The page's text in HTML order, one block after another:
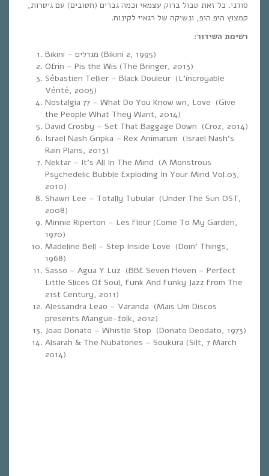
סודני. כל זאת טבול ברוק עצמאי וכמה גברים (חטובים) עם גיטרות,
קמצוץ היפ הופ, ונשיקה של רגאיי לקינוח.
רשימת השידור:
Bikini – מגדלים (Bikini 2, 1995)
Ofrin – Pis the Wis (The Bringer, 2013)
Sébastien Tellier – Black Douleur (L’incroyable
Vérité, 2005)
Nostalgia 77 – What Do You Know wn, Love (Give
the People What They Want, 2014)
David Crosby – Set That Baggage Down (Croz, 2014)
Israel Nash Gripka – Rex Animarum (Israel Nash’s
Rain Plans, 2013)
Nektar – It’s All In The Mind (A Monstrous
Psychedelic Bubble Exploding In Your Mind Vol.03,
2010)
Shawn Lee – Totally Tubular (Under The Sun OST,
2008)
Minnie Riperton – Les Fleur (Come To My Garden,
1970)
Madeline Bell – Step Inside Love (Doin’ Things,
1968)
Sasso – Agua Y Luz (BBE Seven Heven – Perfect
Little Slices Of Soul, Funk And Funky Jazz From The
21st Century, 2011)
Alessandra Leao – Varanda (Mais Um Discos
presents Mangue-folk, 2012)
Joao Donato – Whistle Stop (Donato Deodato, 1973)
Alsarah & The Nubatones – Soukura (Silt, 7 March
2014)